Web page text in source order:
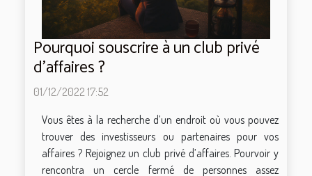
Pourquoi souscrire à un club privé
d’affaires ?
01/12/2022 17:52
Vous êtes à la recherche d’un endroit où vous pouvez
trouver des investisseurs ou partenaires pour vos
affaires ? Rejoignez un club privé d’affaires. Pourvoir y
rencontra un cercle fermé de personnes assez